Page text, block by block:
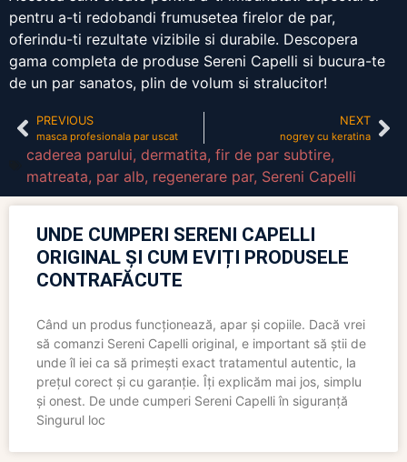
pentru a-ti redobandi frumusetea firelor de par,
oferindu-ti rezultate vizibile si durabile. Descopera
gama completa de produse Sereni Capelli si bucura-te
de un par sanatos, plin de volum si stralucitor!
PREVIOUS
masca profesionala par uscat
NEXT
nogrey cu keratina
caderea parului, dermatita, fir de par subtire,
matreata, par alb, regenerare par, Sereni Capelli
UNDE CUMPERI SERENI CAPELLI
ORIGINAL ȘI CUM EVIȚI PRODUSELE
CONTRAFĂCUTE
Când un produs funcționează, apar și copiile. Dacă vrei
să comanzi Sereni Capelli original, e important să știi de
unde îl iei ca să primești exact tratamentul autentic, la
prețul corect și cu garanție. Îți explicăm mai jos, simplu
și onest. De unde cumperi Sereni Capelli în siguranță
Singurul loc